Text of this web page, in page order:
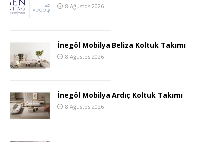
8 Ağustos 2026
İnegöl Mobilya Beliza Koltuk Takımı
8 Ağustos 2026
İnegöl Mobilya Ardıç Koltuk Takımı
8 Ağustos 2026